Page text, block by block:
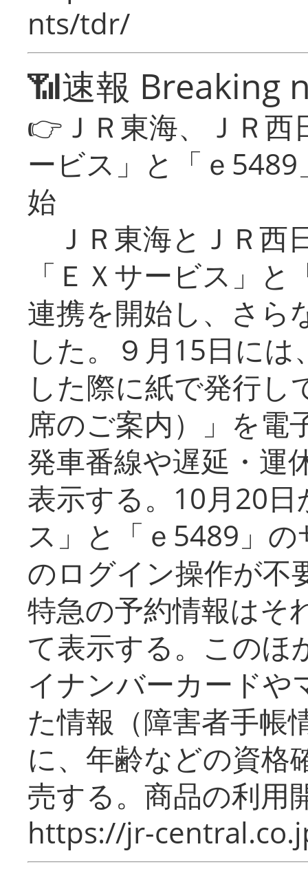
nts/tdr/
📶速報 Breaking
👉ＪＲ東海、ＪＲ
ービス」と「ｅ
始
ＪＲ東海とＪＲ西
「ＥＸサービス」
連携を開始し、さら
した。９月15日に
した際に紙で発行し
席のご案内）」を電
発車番線や遅延・運
表示する。10月20
ス」と「ｅ5489」
のログイン操作が不
特急の予約情報はそ
て表示する。このほ
イナンバーカードや
た情報（障害者手帳
に、年齢などの資格
売する。商品の利用
https://jr-